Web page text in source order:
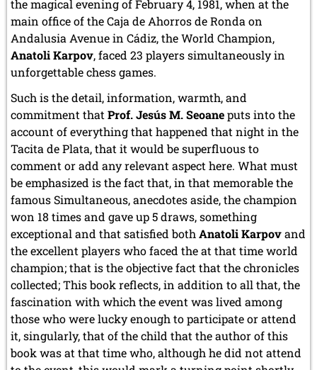
the magical evening of February 4, 1981, when at the
main office of the Caja de Ahorros de Ronda on
Andalusia Avenue in Cádiz, the World Champion,
Anatoli Karpov, faced 23 players simultaneously in
unforgettable chess games.
Such is the detail, information, warmth, and
commitment that Prof. Jesús M. Seoaneputs into the
account of everything that happened that night in the
Tacita de Plata, that it would be superfluous to
comment or add any relevant aspect here. What must
be emphasized is the fact that, in that memorable the
famous Simultaneous, anecdotes aside, the champion
won 18 times and gave up 5 draws, something
exceptional and that satisfied both Anatoli Karpovand
the excellent players who faced the at that time world
champion; that is the objective fact that the chronicles
collected; This book reflects, in addition to all that, the
fascination with which the event was lived among
those who were lucky enough to participate or attend
it, singularly, that of the child that the author of this
book was at that time who, although he did not attend